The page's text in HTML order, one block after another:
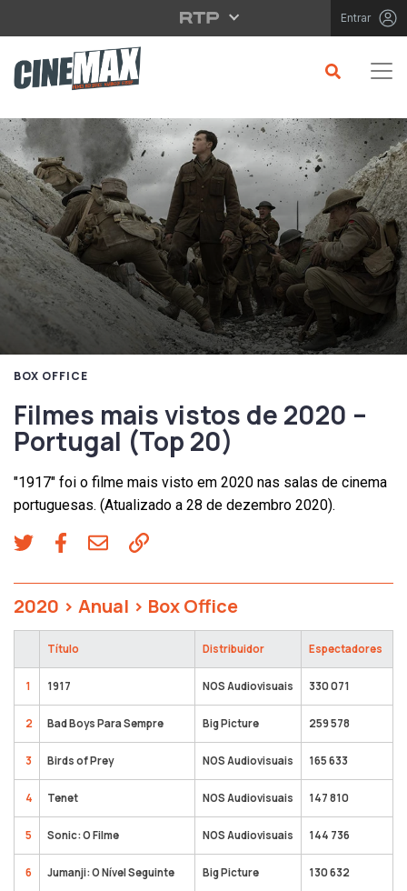
Saltar para o conteúdo principal Entrar
BOX OFFICE
Filmes mais vistos de 2020 –
Portugal (Top 20)
"1917" foi o filme mais visto em 2020 nas salas de cinema
portuguesas. (Atualizado a 28 de dezembro 2020).
2020 > Anual > Box Office
Título Distribuidor Espectadores
1 1917 NOS Audiovisuais 330 071
2 Bad Boys Para Sempre Big Picture 259 578
3 Birds of Prey NOS Audiovisuais 165 633
4 Tenet NOS Audiovisuais 147 810
5 Sonic: O Filme NOS Audiovisuais 144 736
6 Jumanji: O Nível Seguinte Big Picture 130 632